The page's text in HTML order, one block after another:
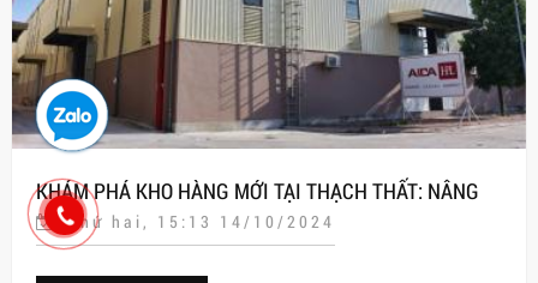
KHÁM PHÁ KHO HÀNG MỚI TẠI THẠCH THẤT: NÂNG
TẦM CHUYÊN NGHIỆP VÀ UY TÍN CỦA AICA HPL
Thứ hai, 15:13 14/10/2024